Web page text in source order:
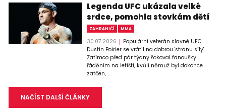
Legenda UFC ukázala velké
srdce, pomohla stovkám dětí
ZAHRANIČÍ MMA
30.07.2026
Populární veterán slavné UFC
Dustin Poirier se vrátil na dobrou 'stranu síly'.
Zatímco před pár týdny šokoval fanoušky
řáděním na letišti, kvůli němuž byl dokonce
zatčen, ...
NAČÍST DALŠÍ ČLÁNKY